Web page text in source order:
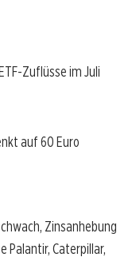
Zuflüsse im Juli
auf 60 Euro
Zinsanhebung
Palantir, Caterpillar,